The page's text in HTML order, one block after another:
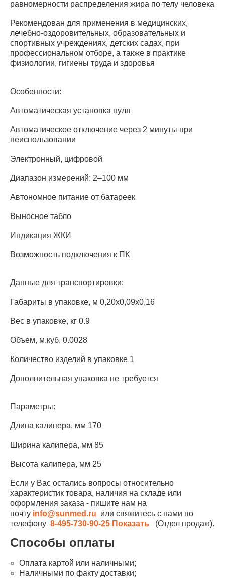
равномерности распределения жира по телу человека
Рекомендован для применения в медицинских,
лечебно-оздоровительных, образовательных и
спортивных учреждениях, детских садах, при
профессиональном отборе, а также в практике
физиологии, гигиены труда и здоровья
Особенности:
Автоматическая установка нуля
Автоматическое отключение через 2 минуты при
неиспользовании
Электронный, цифровой
Диапазон измерений: 2–100 мм
Автономное питание от батареек
Выносное табло
Индикация ЖКИ
Возможность подключения к ПК
Данные для транспортировки:
Габариты в упаковке, м 0,20х0,09х0,16
Вес в упаковке, кг 0.9
Объем, м.куб. 0.0028
Количество изделий в упаковке 1
Дополнительная упаковка не требуется
Параметры:
Длина калипера, мм 170
Ширина калипера, мм 85
Высота калипера, мм 25
Если у Вас остались вопросы относительно
характеристик товара, наличия на складе или
оформления заказа - пишите нам на
почту info@sunmed.ru или свяжитесь с нами по
телефону 8-495-730-90-25 Показать (Отдел продаж).
Способы оплаты
Оплата картой или наличными;
Наличными по факту доставки;